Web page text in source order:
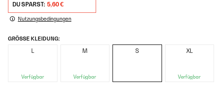
DU SPARST: 5,60 €
Nutzungsbedingungen
GRÖSSE KLEIDUNG:
L
Verfügbar
M
Verfügbar
S XL
Verfügbar